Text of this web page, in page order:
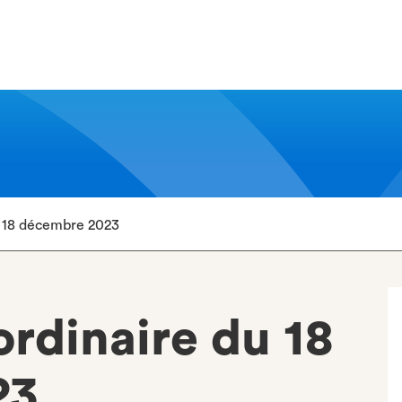
décembre 2023
du 18